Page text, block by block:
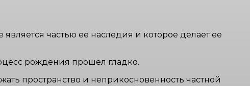
частью ее наследия и которое делает ее
рождения прошел гладко.
пространство и неприкосновенность частной